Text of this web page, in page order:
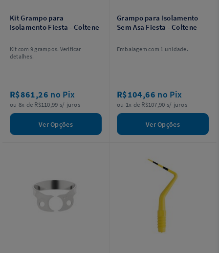
Kit Grampo para
Isolamento Fiesta - Coltene
Kit com 9 grampos. Verificar
detalhes.
R$861,26 no Pix
ou 8x de R$110,99 s/ juros
Ver Opções
Grampo para Isolamento
Sem Asa Fiesta - Coltene
Embalagem com 1 unidade.
R$104,66 no Pix
ou 1x de R$107,90 s/ juros
Ver Opções